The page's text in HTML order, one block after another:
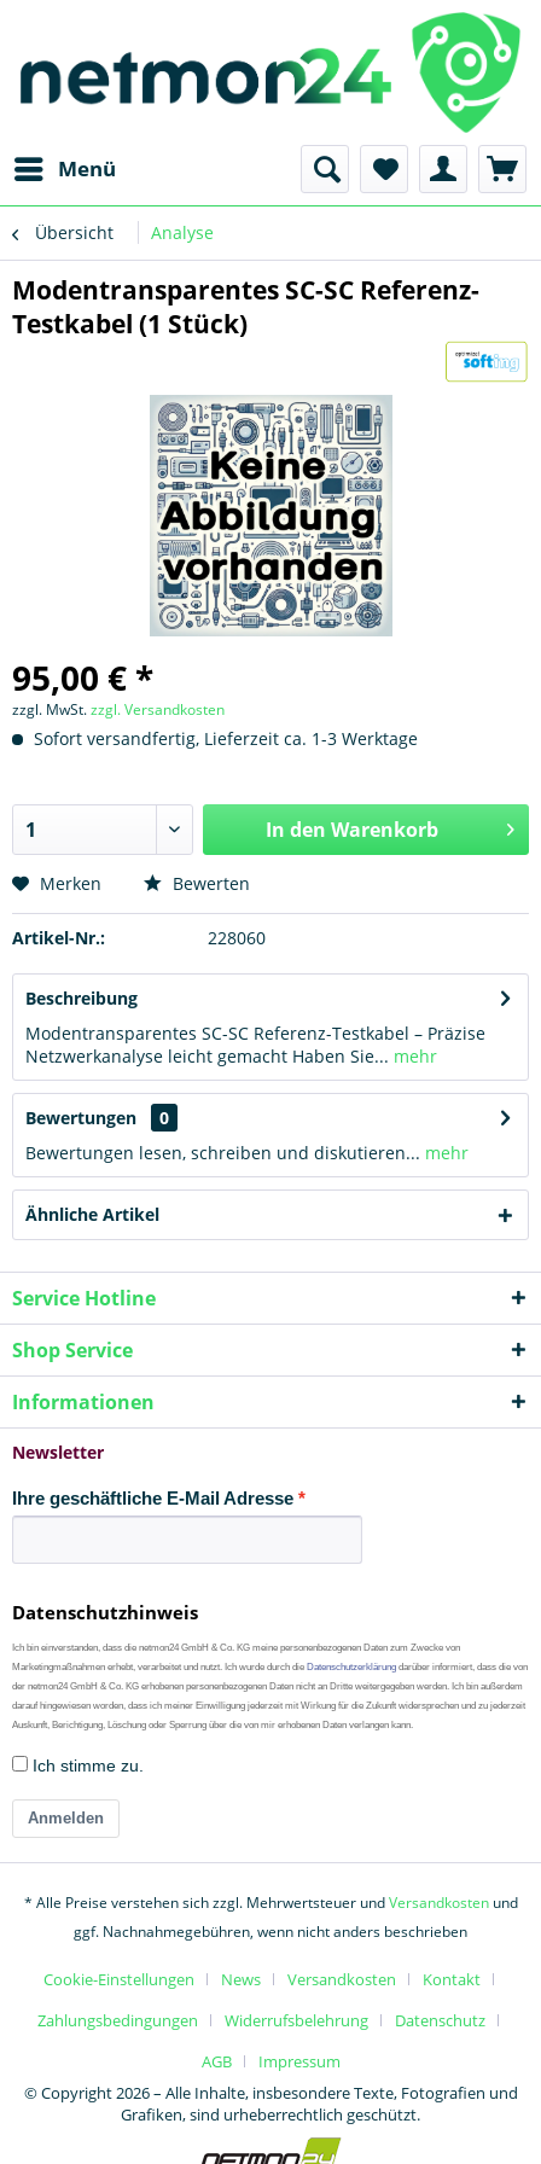
Menü
Übersicht Analyse
Modentransparentes SC-SC Referenz-
Testkabel (1 Stück)
95,00 € *
zzgl. MwSt.zzgl. Versandkosten
Sofort versandfertig, Lieferzeit ca. 1-3 Werktage
In den Warenkorb
Merken Bewerten
Artikel-Nr.: 228060
Beschreibung
Modentransparentes SC-SC Referenz-Testkabel – Präzise
Netzwerkanalyse leicht gemacht Haben Sie... mehr
Bewertungen
0
Bewertungen lesen, schreiben und diskutieren... mehr
Ähnliche Artikel
Service Hotline
Shop Service
Informationen
Newsletter
Ihre geschäftliche E-Mail Adresse
Datenschutzhinweis
Ich bin einverstanden, dass die netmon24 GmbH & Co. KG meine personenbezogenen Daten zum Zwecke von
Marketingmaßnahmen erhebt, verarbeitet und nutzt. Ich wurde durch die Datenschutzerklärung darüber informiert, dass die von
der netmon24 GmbH & Co. KG erhobenen personenbezogenen Daten nicht an Dritte weitergegeben werden. Ich bin außerdem
darauf hingewiesen worden, dass ich meiner Einwilligung jederzeit mit Wirkung für die Zukunft widersprechen und zu jederzeit
Auskunft, Berichtigung, Löschung oder Sperrung über die von mir erhobenen Daten verlangen kann.
Ich stimme zu.
Anmelden
* Alle Preise verstehen sich zzgl. Mehrwertsteuer undVersandkostenund
ggf. Nachnahmegebühren, wenn nicht anders beschrieben
Cookie-Einstellungen News Versandkosten
Kontakt
Zahlungsbedingungen
Widerrufsbelehrung
Datenschutz
AGB
Impressum
© Copyright 2026 – Alle Inhalte, insbesondere Texte, Fotografien und
Grafiken, sind urheberrechtlich geschützt.